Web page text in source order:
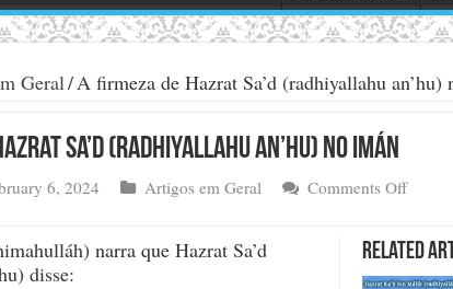
Geral/A firmeza de Hazrat Sa’d (radhiyallahu an’hu)
Sa’d (radhiyallahu an’hu) no Imán
6, 2024 Artigos em Geral Comments Offon
de
Hazrat
Related
narra que Hazrat Sa’d
disse: